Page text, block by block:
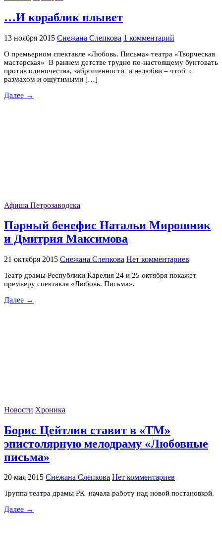
…И кораблик плывет
13 ноября 2015 Снежана Слепкова 1 комментарий
О премьерном спектакле «Любовь. Письма» театра «Творческая
мастерская» В раннем детстве трудно по-настоящему бунтовать
против одиночества, заброшенности и нелюбви – чтоб с
размахом и ощутимыми […]
Далее →
Афиша Петрозаводска
Парный бенефис Натальи Мирошник
и Дмитрия Максимова
21 октября 2015 Снежана Слепкова Нет комментариев
Театр драмы Республики Карелия 24 и 25 октября покажет
премьеру спектакля «Любовь. Письма».
Далее →
Новости Хроника
Борис Цейтлин ставит в «ТМ»
эпистолярную мелодраму «Любовные
письма»
20 мая 2015 Снежана Слепкова Нет комментариев
Труппа театра драмы РК начала работу над новой постановкой.
Далее →